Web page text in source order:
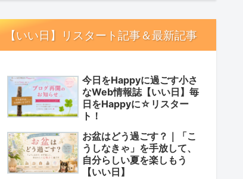
【いい日】リスタート記事＆最新記事
今日をHappyに過ごす小さ
なWeb情報誌【いい日】毎
日をHappyに☆リスター
ト！
お盆はどう過ごす？｜「こ
うしなきゃ」を手放して、
自分らしい夏を楽しもう
【いい日】